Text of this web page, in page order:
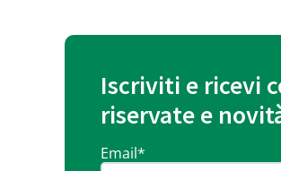
Iscriviti e ricevi
riservate e
Email*